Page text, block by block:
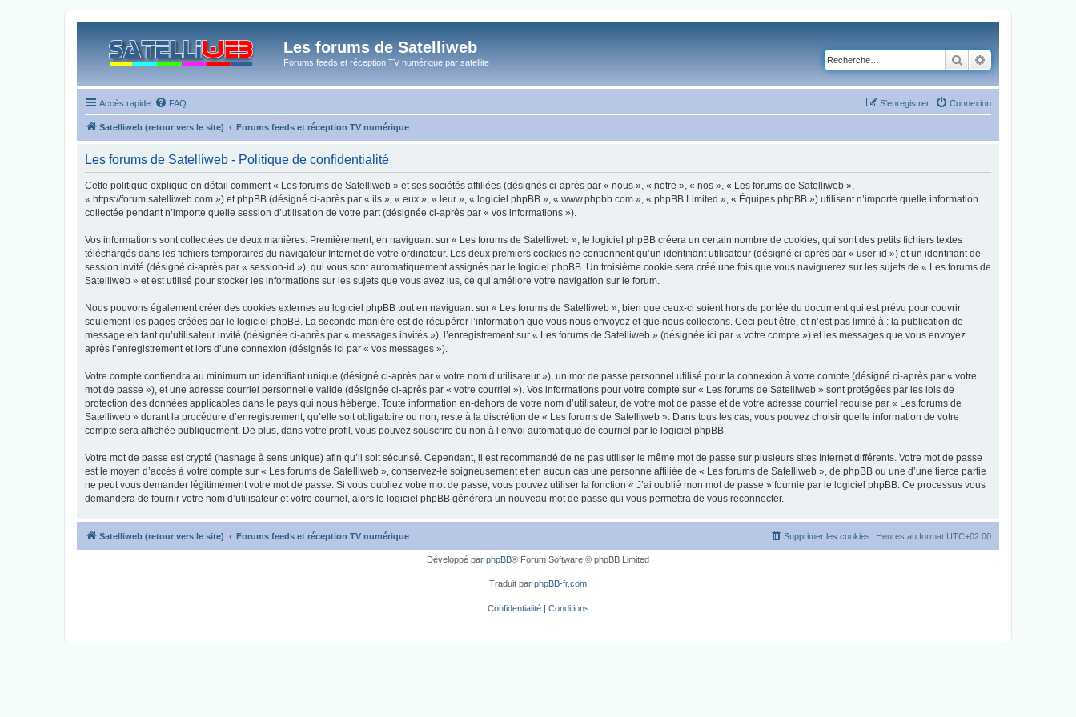
Les forums de Satelliweb
Forums feeds et réception TV numérique par satellite Rechercher
Accès rapide FAQ Connexion
S’enregistrer
Satelliweb (retour vers le site) Forums feeds et réception TV numérique
Les forums de Satelliweb - Politique de confidentialité
Cette politique explique en détail comment « Les forums de Satelliweb » et ses sociétés affiliées (désignés ci-après par « nous », « notre », « nos », « Les forums de Satelliweb »,
« https://forum.satelliweb.com ») et phpBB (désigné ci-après par « ils », « eux », « leur », « logiciel phpBB », « www.phpbb.com », « phpBB Limited », « Équipes phpBB ») utilisent n’importe quelle information
collectée pendant n’importe quelle session d’utilisation de votre part (désignée ci-après par « vos informations »).
Vos informations sont collectées de deux manières. Premièrement, en naviguant sur « Les forums de Satelliweb », le logiciel phpBB créera un certain nombre de cookies, qui sont des petits fichiers textes
téléchargés dans les fichiers temporaires du navigateur Internet de votre ordinateur. Les deux premiers cookies ne contiennent qu’un identifiant utilisateur (désigné ci-après par « user-id ») et un identifiant de
session invité (désigné ci-après par « session-id »), qui vous sont automatiquement assignés par le logiciel phpBB. Un troisième cookie sera créé une fois que vous naviguerez sur les sujets de « Les forums de
Satelliweb » et est utilisé pour stocker les informations sur les sujets que vous avez lus, ce qui améliore votre navigation sur le forum.
Nous pouvons également créer des cookies externes au logiciel phpBB tout en naviguant sur « Les forums de Satelliweb », bien que ceux-ci soient hors de portée du document qui est prévu pour couvrir
seulement les pages créées par le logiciel phpBB. La seconde manière est de récupérer l’information que vous nous envoyez et que nous collectons. Ceci peut être, et n’est pas limité à : la publication de
message en tant qu’utilisateur invité (désignée ci-après par « messages invités »), l’enregistrement sur « Les forums de Satelliweb » (désignée ici par « votre compte ») et les messages que vous envoyez
après l’enregistrement et lors d’une connexion (désignés ici par « vos messages »).
Votre compte contiendra au minimum un identifiant unique (désigné ci-après par « votre nom d’utilisateur »), un mot de passe personnel utilisé pour la connexion à votre compte (désigné ci-après par « votre
mot de passe »), et une adresse courriel personnelle valide (désignée ci-après par « votre courriel »). Vos informations pour votre compte sur « Les forums de Satelliweb » sont protégées par les lois de
protection des données applicables dans le pays qui nous héberge. Toute information en-dehors de votre nom d’utilisateur, de votre mot de passe et de votre adresse courriel requise par « Les forums de
Satelliweb » durant la procédure d’enregistrement, qu’elle soit obligatoire ou non, reste à la discrétion de « Les forums de Satelliweb ». Dans tous les cas, vous pouvez choisir quelle information de votre
compte sera affichée publiquement. De plus, dans votre profil, vous pouvez souscrire ou non à l’envoi automatique de courriel par le logiciel phpBB.
Votre mot de passe est crypté (hashage à sens unique) afin qu’il soit sécurisé. Cependant, il est recommandé de ne pas utiliser le même mot de passe sur plusieurs sites Internet différents. Votre mot de passe
est le moyen d’accès à votre compte sur « Les forums de Satelliweb », conservez-le soigneusement et en aucun cas une personne affiliée de « Les forums de Satelliweb », de phpBB ou une d’une tierce partie
ne peut vous demander légitimement votre mot de passe. Si vous oubliez votre mot de passe, vous pouvez utiliser la fonction « J’ai oublié mon mot de passe » fournie par le logiciel phpBB. Ce processus vous
demandera de fournir votre nom d’utilisateur et votre courriel, alors le logiciel phpBB générera un nouveau mot de passe qui vous permettra de vous reconnecter.
Satelliweb (retour vers le site) Forums feeds et réception TV numérique Heures au format UTC+02:00
Supprimer les cookies
Développé par phpBB® Forum Software © phpBB Limited
Traduit par phpBB-fr.com
Confidentialité| Conditions